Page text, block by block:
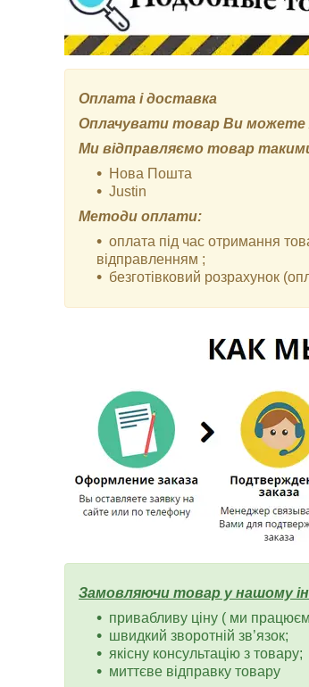
Оплата і доставка
Оплачувати товар Ви можете як
Ми відправляємо товар
Нова Пошта
Justin
Методи оплати:
оплата під час отримання
відправленням ;
безготівковий розрахунок
Замовляючи товар у нашому
привабливу ціну ( ми
швидкий зворотній зв’язок;
якісну консультацію з товару;
миттєве відправку товару